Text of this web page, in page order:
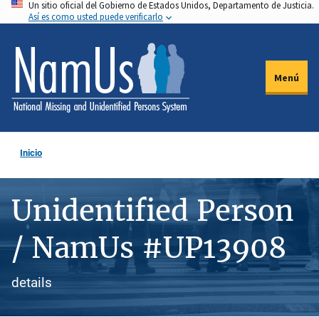
Pasar
al
contenido
principal
Un sitio oficial del Gobierno de Estados Unidos, Departamento de Justicia.
Así es como usted puede verificarlo
Menú
Inicio
Unidentified Person
/ NamUs #UP13908
details